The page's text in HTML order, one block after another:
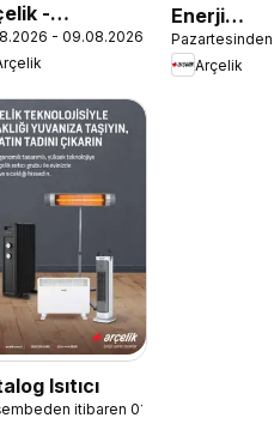
-
- 09.08.2026
Enerji
Arçelik
Isıtıcı
itibaren 01.09.2022